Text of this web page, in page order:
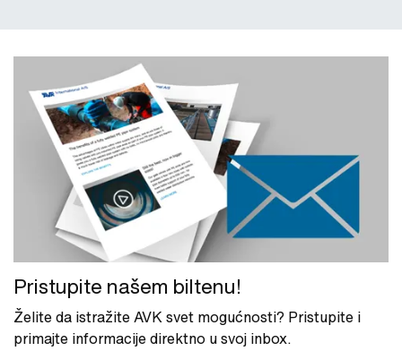
Pristupite našem biltenu!
Želite da istražite AVK svet mogućnosti? Pristupite i
primajte informacije direktno u svoj inbox.